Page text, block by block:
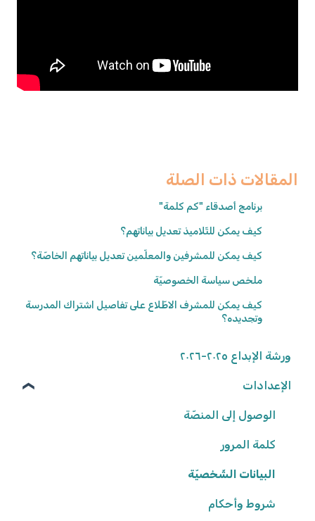
المقالات ذات الصلة
برنامج أصدقاء "كم كلمة"
كيف يمكن للتّلاميذ تعديل بياناتهم؟
كيف يمكن للمشرفين والمعلّمين تعديل بياناتهم الخاصّة؟
ملخص سياسة الخصوصيّة
كيف يمكن للمشرف الاطّلاع على تفاصيل اشتراك المدرسة
وتجديده؟
ورشة الإبداع ٢٠٢٥-٢٠٢٦
الإعدادات
الوصول إلى المنصّة
كلمة المرور
البيانات الشّخصيّة
شروط وأحكام